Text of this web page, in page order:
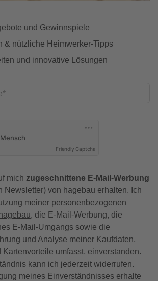
und Gewinnspiele
& nützliche Heimwerker-Tipps
und innovative Lösungen
Friendly Captcha
mich zugeschnittene E-Mail-Werbung
Newsletter) von hagebau erhalten. Ich
meiner personenbezogenen
, die E-Mail-Werbung, die
E-Mail-Umgangs sowie die
und Analyse meiner Kaufdaten,
Kartenvorteile umfasst, einverstanden.
kann ich jederzeit widerrufen.
meines Einverständnisses erhalte